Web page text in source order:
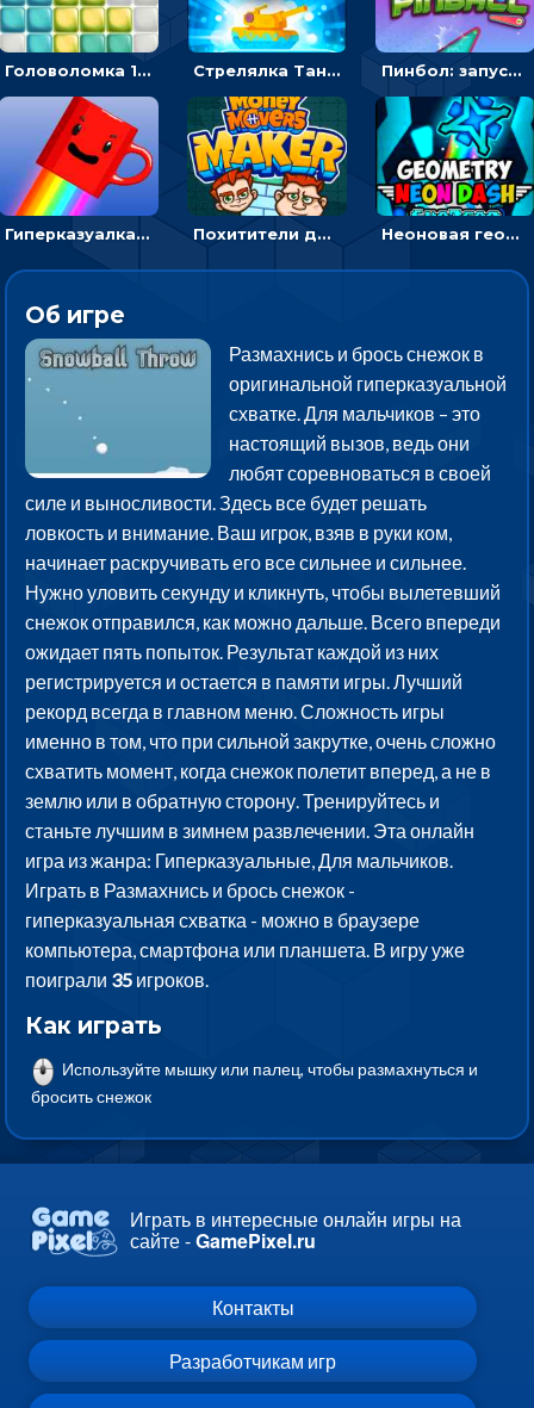
Головоломка 10х10 Стрелялка Танковые войны: бить по танку врага, чтобы уничтожить зло Пинбол: запускать шарик, чтобы выбивать очки
Гиперказуалка Летающая чашка кофе: двигаться и собирать кубики сахара Похитители денег: управляйте друзьями и соберите все мешки с долларами Неоновая геометрия: прыгай через препятствия и собирай шары
Об игре
Размахнись и брось снежок в
оригинальной гиперказуальной
схватке. Для мальчиков – это
настоящий вызов, ведь они
любят соревноваться в своей
силе и выносливости. Здесь все будет решать
ловкость и внимание. Ваш игрок, взяв в руки ком,
начинает раскручивать его все сильнее и сильнее.
Нужно уловить секунду и кликнуть, чтобы вылетевший
снежок отправился, как можно дальше. Всего впереди
ожидает пять попыток. Результат каждой из них
регистрируется и остается в памяти игры. Лучший
рекорд всегда в главном меню. Сложность игры
именно в том, что при сильной закрутке, очень сложно
схватить момент, когда снежок полетит вперед, а не в
землю или в обратную сторону. Тренируйтесь и
станьте лучшим в зимнем развлечении. Эта онлайн
игра из жанра: Гиперказуальные, Для мальчиков.
Играть в Размахнись и брось снежок -
гиперказуальная схватка - можно в браузере
компьютера, смартфона или планшета. В игру уже
поиграли 35 игроков.
Как играть
Используйте мышку или палец, чтобы размахнуться и
бросить снежок
Играть в интересные онлайн игры на
сайте -GamePixel.ru
Контакты
Разработчикам игр